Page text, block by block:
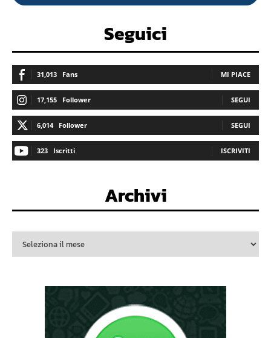
Seguici
31,013 Fans MI PIACE
17,155 Follower SEGUI
6,014 Follower SEGUI
323 Iscritti ISCRIVITI
Archivi